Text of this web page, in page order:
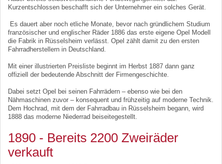
Kurzentschlossen beschafft sich der Unternehmer ein solches Gerät.
Es dauert aber noch etliche Monate, bevor nach gründlichem Studium
französischer und englischer Räder 1886 das erste eigene Opel Modell
die Fabrik in Rüsselsheim verlässt. Opel zählt damit zu den ersten
Fahrradherstellern in Deutschland.
Mit einer illustrierten Preisliste beginnt im Herbst 1887 dann ganz
offiziell der bedeutende Abschnitt der Firmengeschichte.
Dabei setzt Opel bei seinen Fahrrädern – ebenso wie bei den
Nähmaschinen zuvor – konsequent und frühzeitig auf moderne Technik.
Dem Hochrad, mit dem der Fahrradbau in Rüsselsheim begann, wird
1888 das moderne Niederrad beiseitegestellt.
1890 - Bereits 2200 Zweiräder
verkauft